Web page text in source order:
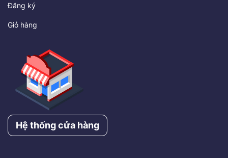
Đăng ký
Giỏ hàng
Hệ thống cửa hàng